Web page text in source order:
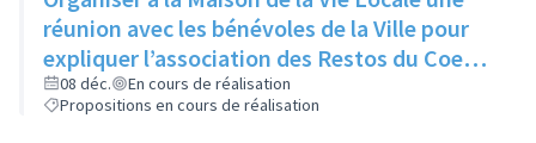
réunion avec les bénévoles de la Ville pour
expliquer l’association des Restos du Coeur
et son manque d’aide
08 déc.
En cours de réalisation
Propositions en cours de réalisation